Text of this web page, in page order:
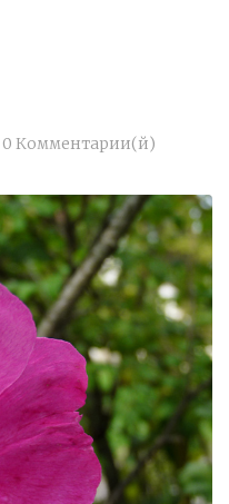
0 Комментарии(й)